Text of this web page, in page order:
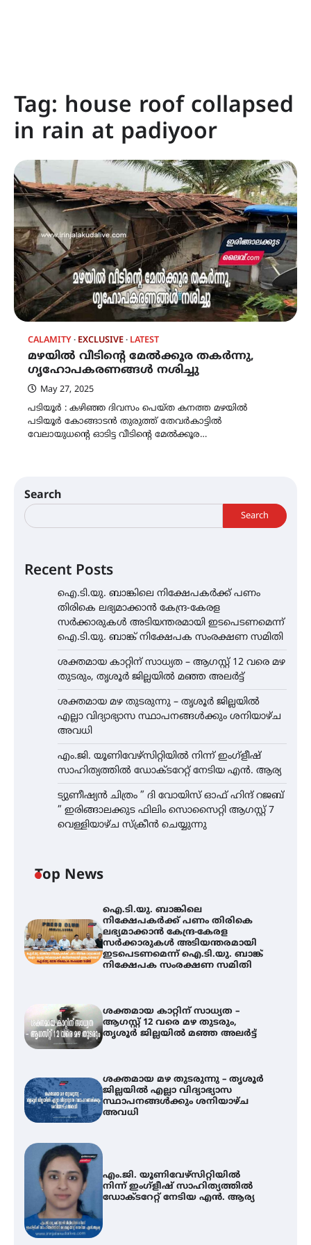
Tag: house roof collapsed
in rain at padiyoor
CALAMITY EXCLUSIVE LATEST
മഴയിൽ വീടിന്റെ മേൽക്കൂര തകർന്നു,
ഗൃഹോപകരണങ്ങൾ നശിച്ചു
May 27, 2025
പടിയൂർ : കഴിഞ്ഞ ദിവസം പെയ്ത കനത്ത മഴയിൽ
പടിയൂർ കോങ്ങാടൻ തുരുത്ത് തേവർകാട്ടിൽ
വേലായുധന്റെ ഓടിട്ട വീടിന്റെ മേൽക്കൂര…
Search
Search
Recent Posts
ഐ.ടി.യു. ബാങ്കിലെ നിക്ഷേപകർക്ക് പണം
തിരികെ ലഭ്യമാക്കാൻ കേന്ദ്ര-കേരള
സർക്കാരുകൾ അടിയന്തരമായി ഇടപെടണമെന്ന്
ഐ.ടി.യു. ബാങ്ക് നിക്ഷേപക സംരക്ഷണ സമിതി
ശക്തമായ കാറ്റിന് സാധ്യത – ആഗസ്റ്റ് 12 വരെ മഴ
തുടരും, തൃശൂർ ജില്ലയിൽ മഞ്ഞ അലർട്ട്
ശക്തമായ മഴ തുടരുന്നു – തൃശൂർ ജില്ലയിൽ
എല്ലാ വിദ്യാഭ്യാസ സ്ഥാപനങ്ങൾക്കും ശനിയാഴ്ച
അവധി
എം.ജി. യൂണിവേഴ്‌സിറ്റിയിൽ നിന്ന് ഇംഗ്ളീഷ്
സാഹിത്യത്തിൽ ഡോക്ടറേറ്റ് നേടിയ എൻ. ആര്യ
ട്യുണീഷ്യൻ ചിത്രം ” ദി വോയിസ് ഓഫ് ഹിന്ദ് റജബ്
” ഇരിങ്ങാലക്കുട ഫിലിം സൊസൈറ്റി ആഗസ്റ്റ് 7
വെള്ളിയാഴ്ച സ്‌ക്രീൻ ചെയ്യുന്നു
Top News
ഐ.ടി.യു. ബാങ്കിലെ
നിക്ഷേപകർക്ക് പണം തിരികെ
ലഭ്യമാക്കാൻ കേന്ദ്ര-കേരള
സർക്കാരുകൾ അടിയന്തരമായി
ഇടപെടണമെന്ന് ഐ.ടി.യു. ബാങ്ക്
നിക്ഷേപക സംരക്ഷണ സമിതി
ശക്തമായ കാറ്റിന് സാധ്യത –
ആഗസ്റ്റ് 12 വരെ മഴ തുടരും,
തൃശൂർ ജില്ലയിൽ മഞ്ഞ അലർട്ട്
ശക്തമായ മഴ തുടരുന്നു – തൃശൂർ
ജില്ലയിൽ എല്ലാ വിദ്യാഭ്യാസ
സ്ഥാപനങ്ങൾക്കും ശനിയാഴ്ച
അവധി
എം.ജി. യൂണിവേഴ്‌സിറ്റിയിൽ
നിന്ന് ഇംഗ്ളീഷ് സാഹിത്യത്തിൽ
ഡോക്ടറേറ്റ് നേടിയ എൻ. ആര്യ